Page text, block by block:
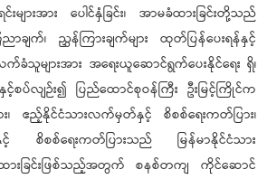
များအား ပေါင်နှံခြင်း၊ အာမခံထားခြင်းတို့သည်
ာချက်၊ ညွှန်ကြားချက်များ ထုတ်ပြန်ပေးရန်နှင့်
သူများအား အရေးယူဆောင်ရွက်ပေးနိုင်ရေး ရှိ၊
င့်စပ်လျဉ်း၍ ပြည်ထောင်စုဝန်ကြီး ဦးမြင့်ကြိုင်က
း၊ ဧည့်နိုင်ငံသားလက်မှတ်နှင့် စိစစ်ရေးကတ်ပြား၊
င့် စိစစ်ရေးကတ်ပြားသည် မြန်မာနိုင်ငံသား
ားခြင်းဖြစ်သည့်အတွက် စနစ်တကျ ကိုင်ဆောင်